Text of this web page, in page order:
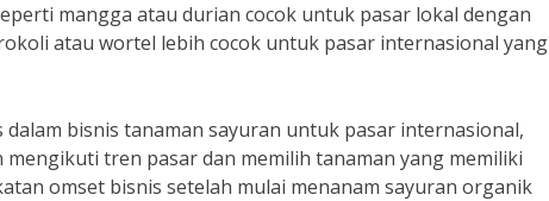
mangga atau durian cocok untuk pasar lokal dengan
atau wortel lebih cocok untuk pasar internasional yang
bisnis tanaman sayuran untuk pasar internasional,
mengikuti tren pasar dan memilih tanaman yang memiliki
omset bisnis setelah mulai menanam sayuran organik